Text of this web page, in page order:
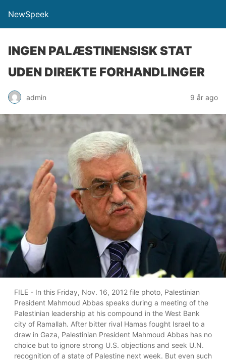
NewSpeek
INGEN PALÆSTINENSISK STAT
UDEN DIREKTE FORHANDLINGER
admin 9 år ago
FILE - In this Friday, Nov. 16, 2012 file photo, Palestinian
President Mahmoud Abbas speaks during a meeting of the
Palestinian leadership at his compound in the West Bank
city of Ramallah. After bitter rival Hamas fought Israel to a
draw in Gaza, Palestinian President Mahmoud Abbas has no
choice but to ignore strong U.S. objections and seek U.N.
recognition of a state of Palestine next week. But even such